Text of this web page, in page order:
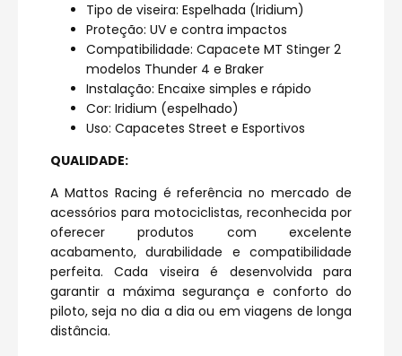
Tipo de viseira: Espelhada (Iridium)
Proteção: UV e contra impactos
Compatibilidade: Capacete MT Stinger 2
modelos Thunder 4 e Braker
Instalação: Encaixe simples e rápido
Cor: Iridium (espelhado)
Uso: Capacetes Street e Esportivos
QUALIDADE:
A Mattos Racing é referência no mercado de
acessórios para motociclistas, reconhecida por
oferecer produtos com excelente
acabamento, durabilidade e compatibilidade
perfeita. Cada viseira é desenvolvida para
garantir a máxima segurança e conforto do
piloto, seja no dia a dia ou em viagens de longa
distância.